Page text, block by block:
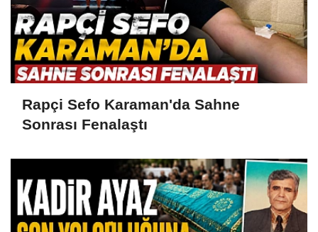
Rapçi Sefo Karaman'da Sahne
Sonrası Fenalaştı